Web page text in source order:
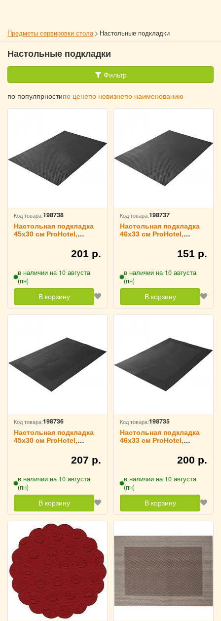
Предметы сервировки стола Настольные подкладки
Настольные подкладки
Фильтр
по популярностипо ценепо новизнепо наименованию
Код товара:198738
Настольная подкладка
45х30 см ProHotel,
201 р.
в наличии на 10 августа
(пн)
В корзину
Код товара:198737
Настольная подкладка
46х33 см ProHotel,
151 р.
в наличии на 10 августа
(пн)
В корзину
Код товара:198736
Настольная подкладка
45х30 см ProHotel,
207 р.
в наличии на 10 августа
(пн)
В корзину
Код товара:198735
Настольная подкладка
46х33 см ProHotel,
200 р.
в наличии на 10 августа
(пн)
В корзину